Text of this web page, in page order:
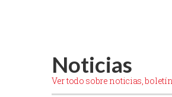
Noticias
Ver todo sobre noticias,